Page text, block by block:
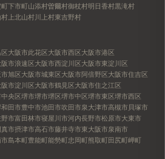
町下市町山添村曽爾村御杖村明日香村黒滝村
上北山村川上村東吉野村
大阪市此花区大阪市西区大阪市港区
阪市浪速区大阪市西淀川区大阪市東淀川区
旭区大阪市城東区大阪市阿倍野区大阪市住吉区
阪市淀川区大阪市鶴見区大阪市住之江区
央区堺市堺市堺区堺市中区堺市東区堺市西区
和田市豊中市池田市吹田市泉大津市高槻市 貝塚市
市富田林市寝屋川市河内長野市松原市大東市
真市摂津市高石市藤井寺市東大阪市泉南市
島本町豊能町能勢町忠岡町熊取町田尻町岬町